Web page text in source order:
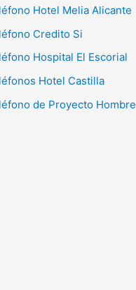
Hotel Melia Alicante
Credito Si
Hospital El Escorial
Hotel Castilla
de Proyecto Hombre